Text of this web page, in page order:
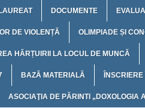
DOCUMENTE
DE VIOLENȚĂ OLIMPIADE ȘI
HĂRȚUIRII LA LOCUL DE MUNCĂ
BAZĂ MATERIALĂ
ASOCIAŢIA DE PĂRINTI „DOXOLOGIA